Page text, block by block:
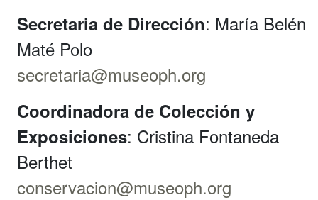
Secretaria de Dirección: María Belén
Maté Polo
secretaria@museoph.org
Coordinadora de Colección y
Exposiciones: Cristina Fontaneda
Berthet
conservacion@museoph.org